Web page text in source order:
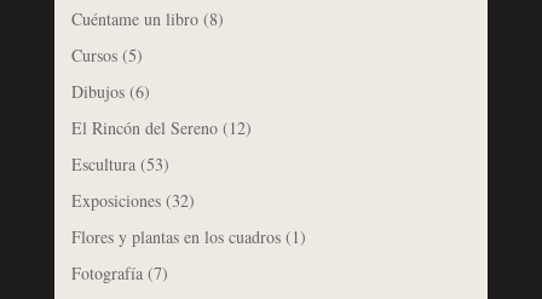
Cuéntame un libro(8)
Cursos(5)
Dibujos(6)
El Rincón del Sereno(12)
Escultura(53)
Exposiciones(32)
Flores y plantas en los cuadros(1)
Fotografía(7)